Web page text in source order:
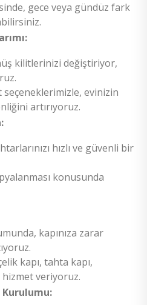
gece veya gündüz fark
kilitlerinizi değiştiriyor,
evinizin
artırıyoruz.
hızlı ve güvenli bir
konusunda
kapınıza zarar
kapı, tahta kapı,
veriyoruz.